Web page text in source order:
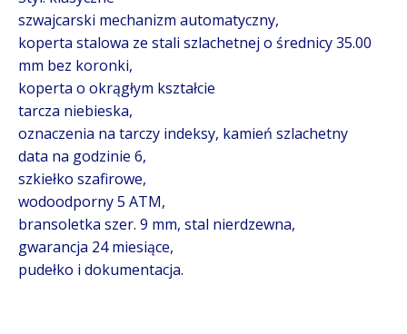
szwajcarski mechanizm automatyczny,
koperta stalowa ze stali szlachetnej o średnicy 35.00
mm bez koronki,
koperta o okrągłym kształcie
tarcza niebieska,
oznaczenia na tarczy indeksy, kamień szlachetny
data na godzinie 6,
szkiełko szafirowe,
wodoodporny 5 ATM,
bransoletka szer. 9 mm, stal nierdzewna,
gwarancja 24 miesiące,
pudełko i dokumentacja.